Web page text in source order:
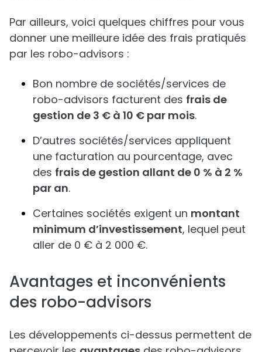
Par ailleurs, voici quelques chiffres pour vous
donner une meilleure idée des frais pratiqués
par les robo-advisors :
Bon nombre de sociétés/services de
robo-advisors facturent des frais de
gestion de 3 € à 10 € par mois.
D’autres sociétés/services appliquent
une facturation au pourcentage, avec
des frais de gestion allant de 0 % à 2 %
par an.
Certaines sociétés exigent un montant
minimum d’investissement, lequel peut
aller de 0 € à 2 000 €.
Avantages et inconvénients
des robo-advisors
Les développements ci-dessus permettent de